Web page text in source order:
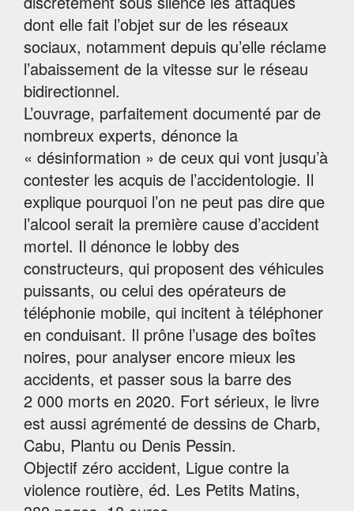
dont elle fait l’objet sur de les réseaux
sociaux, notamment depuis qu’elle réclame
l’abaissement de la vitesse sur le réseau
bidirectionnel.
L’ouvrage, parfaitement documenté par de
nombreux experts, dénonce la
« désinformation » de ceux qui vont jusqu’à
contester les acquis de l’accidentologie. Il
explique pourquoi l’on ne peut pas dire que
l’alcool serait la première cause d’accident
mortel. Il dénonce le lobby des
constructeurs, qui proposent des véhicules
puissants, ou celui des opérateurs de
téléphonie mobile, qui incitent à téléphoner
en conduisant. Il prône l’usage des boîtes
noires, pour analyser encore mieux les
accidents, et passer sous la barre des
2 000 morts en 2020. Fort sérieux, le livre
est aussi agrémenté de dessins de Charb,
Cabu, Plantu ou Denis Pessin.
Objectif zéro accident, Ligue contre la
violence routière, éd. Les Petits Matins,